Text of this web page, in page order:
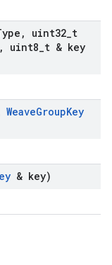
, uint32 t
, uint8 t & key
WeaveGroupKey
& key)